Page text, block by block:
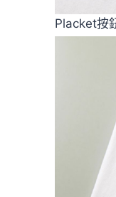
Placket按